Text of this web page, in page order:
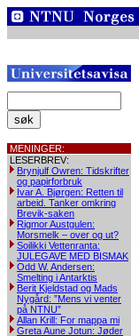
MENINGER:
LESERBREV:
Brynjulf Owren: Tidskrifter
og papirforbruk
Ivar A. Bjørgen: Retten til
arbeid. Tanker omkring
Brevik-saken
Rigmor Austgulen:
Morsmelk – over og ut?
Soilikki Vettenranta:
JULEGAVE MED BISMAK
Odd W. Andersen:
Smelting i Antarktis
Berit Kjeldstad og Mads
Nygård: ”Mens vi venter
på NTNU”
Allan Krill: For mappa mi
Greta Aune Jotun: Jøder